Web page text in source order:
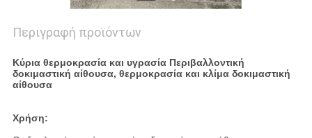
Περιγραφή προϊόντων
Κύρια θερμοκρασία και υγρασία Περιβαλλοντική
δοκιμαστική αίθουσα, θερμοκρασία και κλίμα δοκιμαστική
αίθουσα
Χρήση: